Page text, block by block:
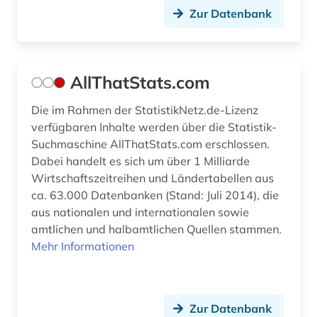
forschungsbericht (1)
freie plattform (1)
fusion (1)
fusionstechnologie (1)
förderung erneuerbarer energien (1)
förderungsprogramm (1)
gas (2)
gasversorgung (1)
gebrauchsmusteranmeldung (2)
Zur Datenbank
AllThatStats.com
Die im Rahmen der StatistikNetz.de-Lizenz
verfügbaren Inhalte werden über die Statistik-
Suchmaschine AllThatStats.com erschlossen.
Dabei handelt es sich um über 1 Milliarde
Wirtschaftszeitreihen und Ländertabellen aus
ca. 63.000 Datenbanken (Stand: Juli 2014), die
aus nationalen und internationalen sowie
amtlichen und halbamtlichen Quellen stammen.
Mehr Informationen
Zur Datenbank